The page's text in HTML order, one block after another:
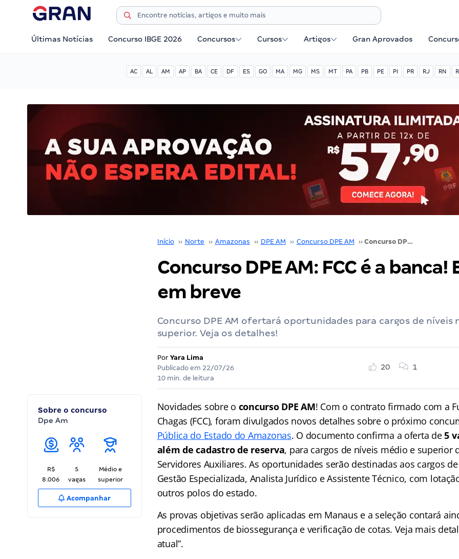
Últimas Notícias Concurso IBGE 2026 Concursos Cursos Artigos Gran Aprovados
AC AL AM AP BA CE DF ES GO MA MG MS MT PA PB PE PI PR RJ RN
Início ›› Norte ›› Amazonas ›› DPE AM ›› Concurso DPE AM ›› Concurso DPE AM: FCC é a banca! Edital em breve
Concurso DPE AM: FCC é a banca!
em breve
Concurso DPE AM ofertará oportunidades para cargos de níveis
superior. Veja os detalhes!
Por Yara Lima
Publicado em 22/07/26
10 min. de leitura
20 1
Sobre o concurso
Dpe Am
R$
8.006
5
vagas
Médio e
superior
Acompanhar
Novidades sobre o concurso DPE AM! Com o contrato firmado com a
Chagas (FCC), foram divulgados novos detalhes sobre o próximo
Pública do Estado do Amazonas. O documento confirma a oferta de5
além de cadastro de reserva, para cargos de níveis médio e superior
Servidores Auxiliares. As oportunidades serão destinadas aos cargos
Gestão Especializada, Analista Jurídico e Assistente Técnico, com
outros polos do estado.
As provas objetivas serão aplicadas em Manaus e a seleção contará
procedimentos de biossegurança e verificação de cotas. Veja mais
atual”.